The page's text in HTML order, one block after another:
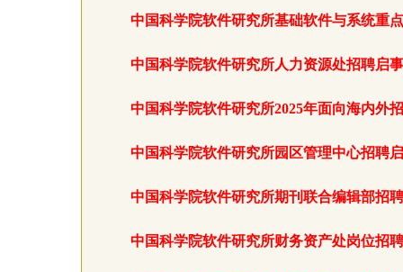
中国科学院软件研究所基础软件与系统重
中国科学院软件研究所人力资源处招聘启事
中国科学院软件研究所2025年面向海内外
中国科学院软件研究所园区管理中心招聘
中国科学院软件研究所期刊联合编辑部招
中国科学院软件研究所财务资产处岗位招